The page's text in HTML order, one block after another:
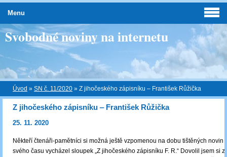
Svobodné noviny na internetu
Úvod » SN č. 11/2020 » Z jihočeského zápisníku ‒ František Růžička
Z jihočeského zápisníku ‒ František Růžička
25. 11. 2020
Někteří čtenáři-pamětníci si možná ještě vzpomenou na dobu tištěných novin
svého času vycházel sloupek „Z jihočeského zápisníku F. R.“ Dovolil jsem si
Menu